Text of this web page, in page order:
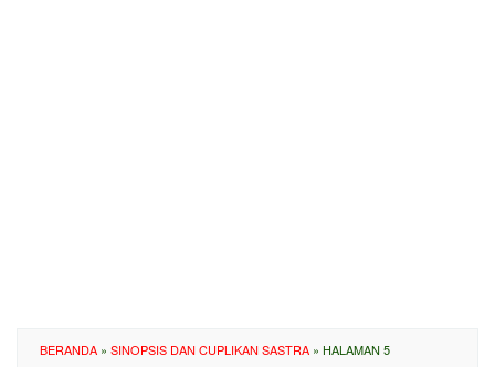
BERANDA » SINOPSIS DAN CUPLIKAN SASTRA » HALAMAN 5